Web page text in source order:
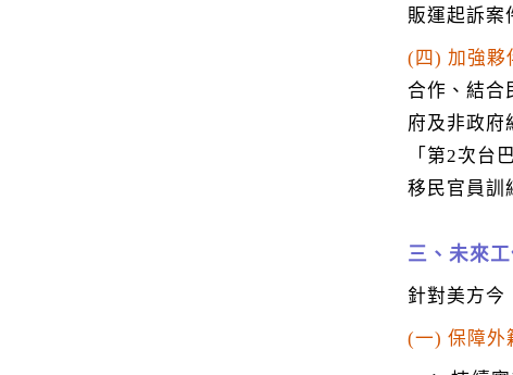
販運起訴案
(四) 加強夥
合作、結合
府及非政府
「第2次台
移民官員訓
三、未來
針對美方今
(一) 保障外